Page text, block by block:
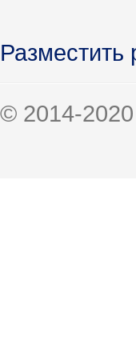
Разместить
© 2014-